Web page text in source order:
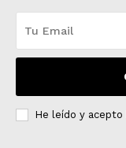
He leído y acepto